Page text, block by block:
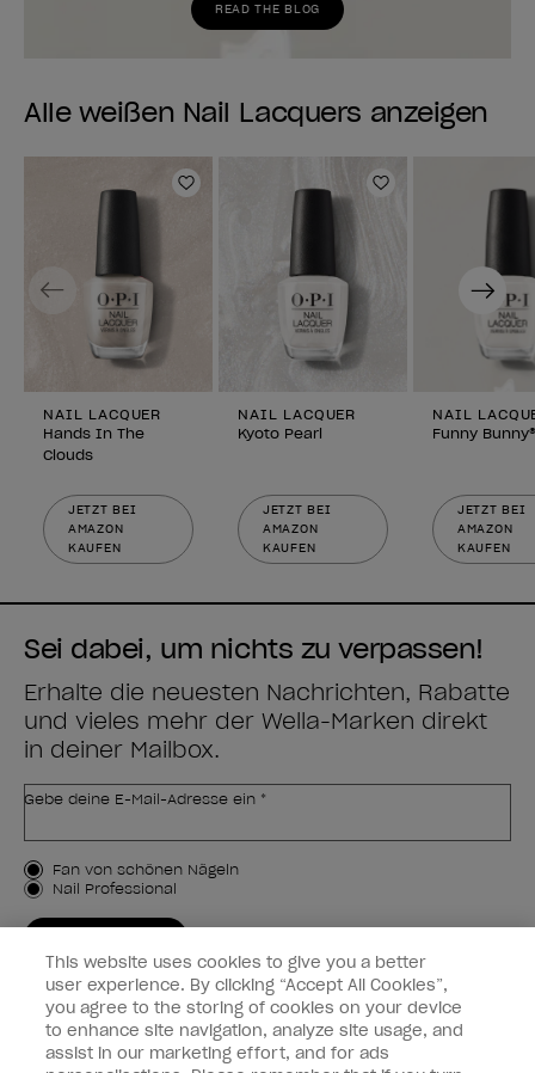
READ THE BLOG
Alle weißen Nail Lacquers anzeigen
Zur Wunschliste hinzufügen
NAIL LACQUER
Hands In The
Clouds
JETZT BEI
AMAZON
KAUFEN
Zur
NAIL LACQUER
Kyoto Pearl
JETZT BEI
AMAZON
KAUFEN
NAIL
Funny Bunny®
JETZT BEI
AMAZON
KAUFEN
Previous Next
Sei dabei, um nichts zu verpassen!
Erhalte die neuesten Nachrichten, Rabatte
und vieles mehr der Wella-Marken direkt
in deiner Mailbox.
Gebe deine E-Mail-Adresse ein *
Kundenart
Fan von schönen Nägeln
Nail Professional
Kundeninformationen
Vernetzen
This website uses cookies to give you a better
user experience. By clicking “Accept All Cookies”,
you agree to the storing of cookies on your device
to enhance site navigation, analyze site usage, and
assist in our marketing effort, and for ads